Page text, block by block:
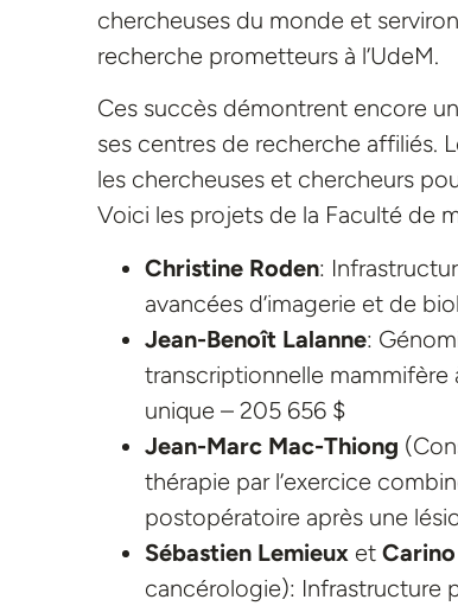
chercheuses du monde et
recherche prometteurs à l’UdeM.
Ces succès démontrent encore
ses centres de recherche affiliés.
les chercheuses et chercheurs
Voici les projets de la Faculté de
Christine Roden:
avancées d’imagerie et de
Jean-Benoît Lalanne:
transcriptionnelle mammifère
unique – 205 656 $
Jean-Marc Mac-Thiong
thérapie par l’exercice
postopératoire après une
Sébastien Lemieux et
cancérologie): Infrastructure